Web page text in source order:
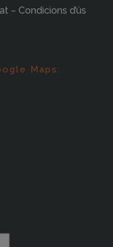
– Condicions d’ús
Maps: